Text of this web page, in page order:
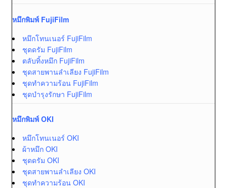
หมึกพิมพ์ FujiFilm
หมึกโทนเนอร์ FujiFilm
ชุดดรัม FujiFilm
ตลับทิ้งหมึก FujiFilm
ชุดสายพานลำเลียง FujiFilm
ชุดทำความร้อน FujiFilm
ชุดบำรุงรักษา FujiFilm
หมึกพิมพ์ OKI
หมึกโทนเนอร์ OKI
ผ้าหมึก OKI
ชุดดรัม OKI
ชุดสายพานลำเลียง OKI
ชุดทำความร้อน OKI